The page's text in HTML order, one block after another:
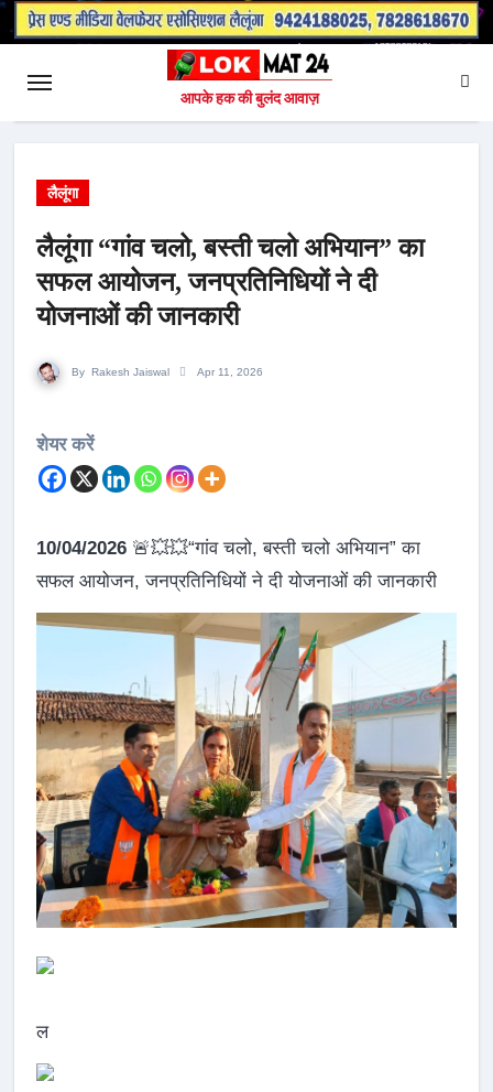
आपके हक की बुलंद आवाज़
लैलूंगा
लैलूंगा “गांव चलो, बस्ती चलो अभियान” का
सफल आयोजन, जनप्रतिनिधियों ने दी
योजनाओं की जानकारी
By Rakesh Jaiswal Apr 11, 2026
शेयर करें
10/04/2026 🚨💥💥“गांव चलो, बस्ती चलो अभियान” का
सफल आयोजन, जनप्रतिनिधियों ने दी योजनाओं की जानकारी
ल